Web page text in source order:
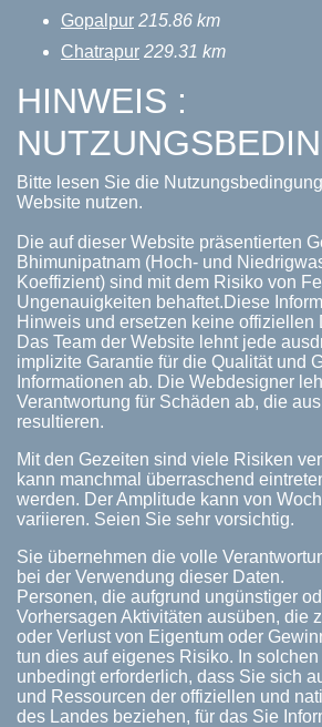
Gopalpur 215.86 km
Chatrapur 229.31 km
HINWEIS :
Bitte lesen Sie die
Website nutzen.
Die auf dieser Website präsentierten
Bhimunipatnam (Hoch- und
Koeffizient) sind mit dem Risiko von
Ungenauigkeiten behaftet.Diese
Hinweis und ersetzen keine offiziellen
Das Team der Website lehnt jede
implizite Garantie für die Qualität und
Informationen ab. Die Webdesigner
Verantwortung für Schäden ab, die
resultieren.
Mit den Gezeiten sind viele Risiken
kann manchmal überraschend
werden. Der Amplitude kann von
variieren. Seien Sie sehr vorsichtig.
Sie übernehmen die volle
bei der Verwendung dieser Daten.
Personen, die aufgrund ungünstiger
Vorhersagen Aktivitäten ausüben, die
oder Verlust von Eigentum oder
tun dies auf eigenes Risiko. In
unbedingt erforderlich, dass Sie sich
und Ressourcen der offiziellen und
des Landes beziehen, für das Sie